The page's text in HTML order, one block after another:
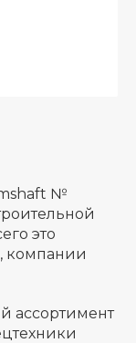
№
это
компании
ассортимент